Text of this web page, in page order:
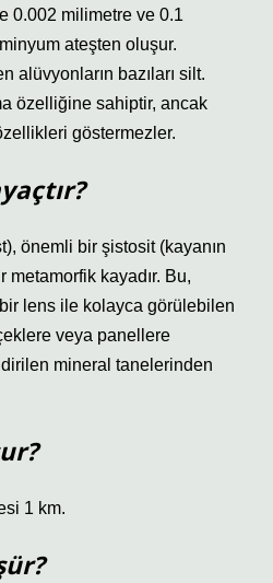
0.002 milimetre ve 0.1
ateşten oluşur.
alüvyonların bazıları silt.
özelliğine sahiptir, ancak
göstermezler.
önemli bir şistosit (kayanın
metamorfik kayadır. Bu,
lens ile kolayca görülebilen
veya panellere
mineral tanelerinden
1 km.